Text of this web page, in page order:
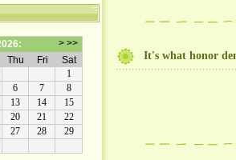
It's what honor